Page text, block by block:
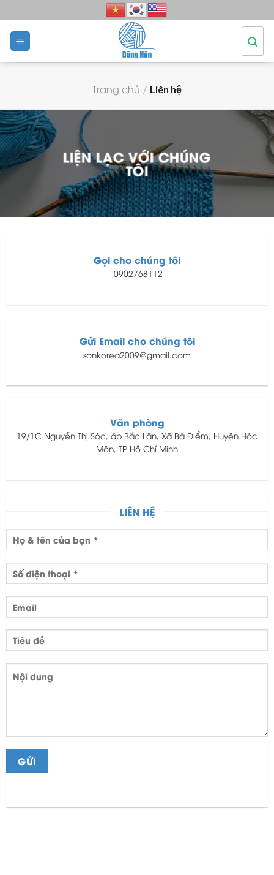
to
content
Trang chủ / Liên hệ
LIỆN LẠC VỚI CHÚNG
TÔI
Gọi cho chúng tôi
0902768112
Gửi Email cho chúng tôi
sonkorea2009@gmail.com
Văn phòng
19/1C Nguyễn Thị Sóc, ấp Bắc Lân, Xã Bà Điểm, Huyện Hóc
Môn, TP Hồ Chí Minh
LIÊN HỆ